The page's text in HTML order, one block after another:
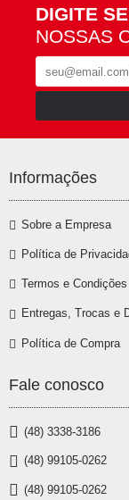
DIGITE
NOSSAS
Informações
Sobre a Empresa
Política de
Termos e Condições
Entregas, Trocas e
Política de Compra
Fale conosco
(48) 3338-3186
(48) 99105-0262
(48) 99105-0262